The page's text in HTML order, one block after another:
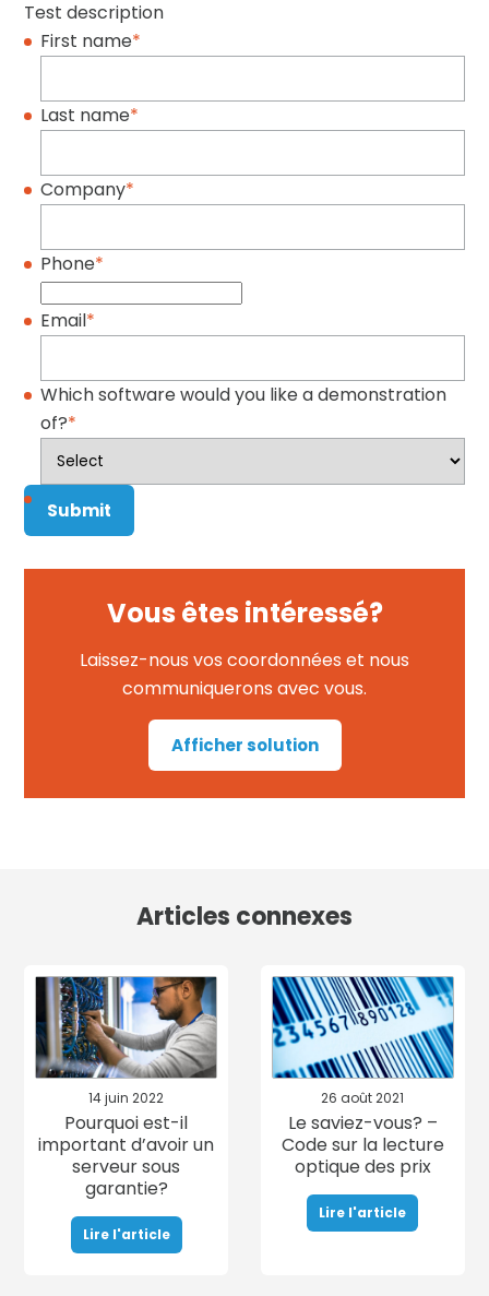
Test description
First name*
Last name*
Company*
Phone*
Email*
Which software would you like a demonstration
of?*
Vous êtes intéressé?
Laissez-nous vos coordonnées et nous
communiquerons avec vous.
Afficher solution
Articles connexes
14 juin 2022
Pourquoi est-il
important d’avoir un
serveur sous
garantie?
Lire l'article
26 août 2021
Le saviez-vous? –
Code sur la lecture
optique des prix
Lire l'article